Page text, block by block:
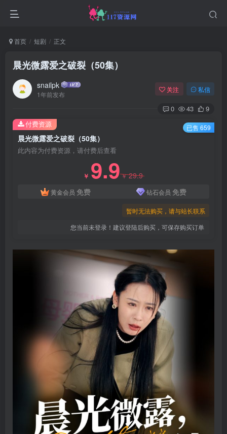
首页 短剧 正文
晨光微露爱之破裂（50集）
snailpk
1年前发布
关注 私信
0 43 9
晨光微露爱之破裂（50集）
此内容为付费资源，请付费后查看
￥ 9.9￥29.9
黄金会员 免费 钻石会员 免费
暂时无法购买，请与站长联系
您当前未登录！建议登陆后购买，可保存购买订单
付费资源 已售 659